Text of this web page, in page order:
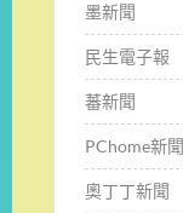
墨新聞
民生電子報
蕃新聞
PChome新聞
奧丁丁新聞